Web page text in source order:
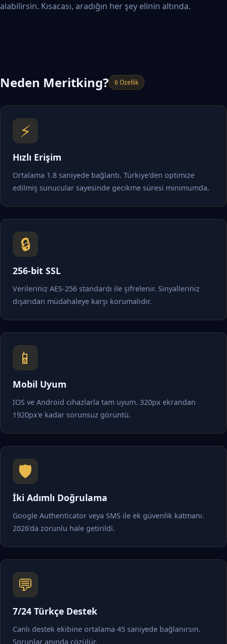
alabilirsin. Kısacası, aradığın her şey elinin altında.
Neden Meritking? 6 Özellik
⚡
Hızlı Erişim
Ortalama 1.8 saniyede bağlantı. Türkiye'den optimize
edilmiş sunucular sayesinde gecikme süresi minimumda.
🔒
256-bit SSL
Verileriniz AES-256 standardı ile şifrelenir. Sinyalleriniz
dışarıdan müdahaleye karşı korumalıdır.
📱
Mobil Uyum
IOS ve Android cihazlarla tam uyum. 320px ekrandan
1920px'e kadar sorunsuz görüntü.
🛡️
İki Adımlı Doğrulama
Google Authenticator veya SMS ile ek güvenlik katmanı.
2026'da zorunlu hale getirildi.
💬
7/24 Türkçe Destek
Canlı destek ekibine ortalama 45 saniyede bağlanırsın.
Sorunlar anında çözülür.